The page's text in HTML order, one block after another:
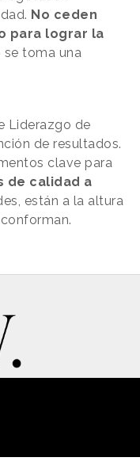
No ceden
para lograr la
se toma una
Liderazgo de
de resultados.
clave para
de calidad a
están a la altura